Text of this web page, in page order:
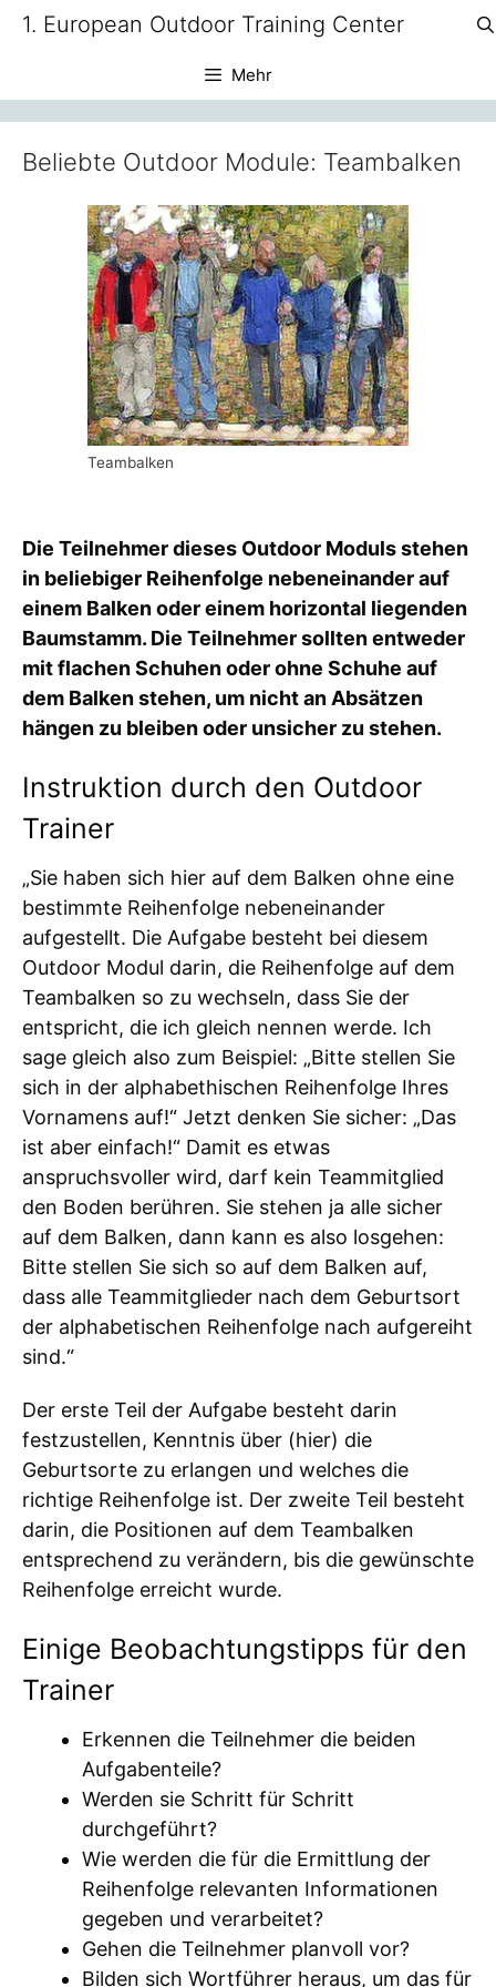
Zum1. European Outdoor Training Center
Mehr
Beliebte Outdoor Module: Teambalken
Teambalken
Die Teilnehmer dieses Outdoor Moduls stehen
in beliebiger Reihenfolge nebeneinander auf
einem Balken oder einem horizontal liegenden
Baumstamm. Die Teilnehmer sollten entweder
mit flachen Schuhen oder ohne Schuhe auf
dem Balken stehen, um nicht an Absätzen
hängen zu bleiben oder unsicher zu stehen.
Instruktion durch den Outdoor
Trainer
„Sie haben sich hier auf dem Balken ohne eine
bestimmte Reihenfolge nebeneinander
aufgestellt. Die Aufgabe besteht bei diesem
Outdoor Modul darin, die Reihenfolge auf dem
Teambalken so zu wechseln, dass Sie der
entspricht, die ich gleich nennen werde. Ich
sage gleich also zum Beispiel: „Bitte stellen Sie
sich in der alphabethischen Reihenfolge Ihres
Vornamens auf!“ Jetzt denken Sie sicher: „Das
ist aber einfach!“ Damit es etwas
anspruchsvoller wird, darf kein Teammitglied
den Boden berühren. Sie stehen ja alle sicher
auf dem Balken, dann kann es also losgehen:
Bitte stellen Sie sich so auf dem Balken auf,
dass alle Teammitglieder nach dem Geburtsort
der alphabetischen Reihenfolge nach aufgereiht
sind.“
Der erste Teil der Aufgabe besteht darin
festzustellen, Kenntnis über (hier) die
Geburtsorte zu erlangen und welches die
richtige Reihenfolge ist. Der zweite Teil besteht
darin, die Positionen auf dem Teambalken
entsprechend zu verändern, bis die gewünschte
Reihenfolge erreicht wurde.
Einige Beobachtungstipps für den
Trainer
Erkennen die Teilnehmer die beiden
Aufgabenteile?
Werden sie Schritt für Schritt
durchgeführt?
Wie werden die für die Ermittlung der
Reihenfolge relevanten Informationen
gegeben und verarbeitet?
Gehen die Teilnehmer planvoll vor?
Bilden sich Wortführer heraus, um das für